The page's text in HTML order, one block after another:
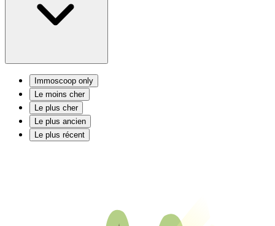
Immoscoop only
Le moins cher
Le plus cher
Le plus ancien
Le plus récent